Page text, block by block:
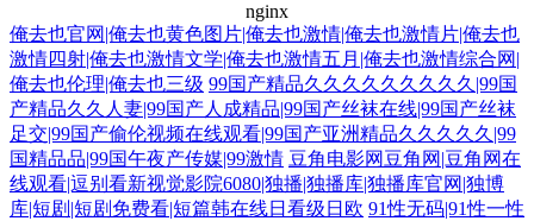
nginx
俺去也官网|俺去也黄色图片|俺去也激情|俺去也激情片|俺去也
激情四射|俺去也激情文学|俺去也激情五月|俺去也激情综合网|
俺去也伦理|俺去也三级 99国产精品久久久久久久久久久|99国
产精品久久人妻|99国产人成精品|99国产丝袜在线|99国产丝袜
足交|99国产偷伦视频在线观看|99国产亚洲精品久久久久久|99
国精品品|99国午夜产传媒|99激情 豆角电影网豆角网|豆角网在
线观看|逗别看新视觉影院6080|独播|独播库|独播库官网|独博
库|短剧|短剧免费看|短篇韩在线日看级日欧 91性无码|91性一性